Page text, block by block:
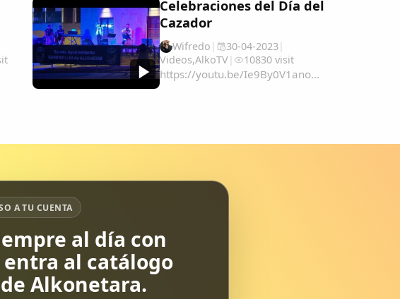
Celebraciones del Día del
Cazador
Wifredo | 30-04-2023|
Videos,AlkoTV| 10830 visit
https://youtu.be/Ie9By0V1ano...
A TU CUENTA
al día con
al catálogo
Alkonetara.